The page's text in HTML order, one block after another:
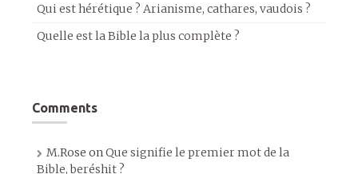
Qui est hérétique ? Arianisme, cathares, vaudois ?
Quelle est la Bible la plus complète ?
Comments
M.Rose on Que signifie le premier mot de la
Bible, beréshit ?